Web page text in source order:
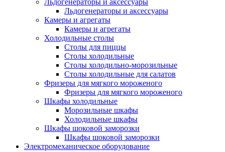
Льдогенераторы и аксессуары
Льдогенераторы и аксессуары
Камеры и агрегаты
Камеры и агрегаты
Холодильные столы
Столы для пиццы
Столы холодильные
Столы холодильно-морозильные
Столы холодильные для салатов
Фризеры для мягкого мороженого
Фризеры для мягкого мороженого
Шкафы холодильные
Mорозильные шкафы
Холодильные шкафы
Шкафы шоковой заморозки
Шкафы шоковой заморозки
Электромеханическое оборудование